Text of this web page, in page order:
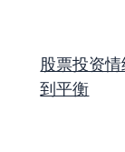
股票投资
到平衡